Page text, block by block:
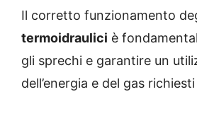
Il corretto funzionamento
termoidraulici è
gli sprechi e garantire un
dell’energia e del gas